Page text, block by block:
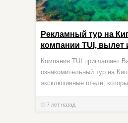
Рекламный тур на
компании TUI, вылет
Компания TUI приглашает
ознакомительный тур на
эксклюзивные отели,
7 лет назад